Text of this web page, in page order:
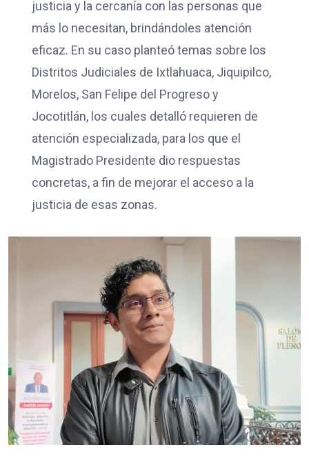
justicia y la cercanía con las personas que
más lo necesitan, brindándoles atención
eficaz. En su caso planteó temas sobre los
Distritos Judiciales de Ixtlahuaca, Jiquipilco,
Morelos, San Felipe del Progreso y
Jocotitlán, los cuales detalló requieren de
atención especializada, para los que el
Magistrado Presidente dio respuestas
concretas, a fin de mejorar el acceso a la
justicia de esas zonas.